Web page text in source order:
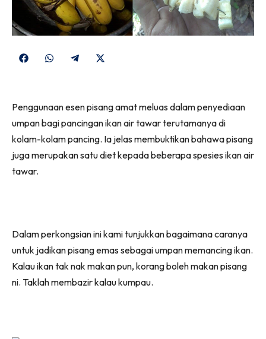
Share
Share
Share
(Twitter)
Penggunaan esen pisang amat meluas dalam penyediaan
umpan bagi pancingan ikan air tawar terutamanya di
kolam-kolam pancing. Ia jelas membuktikan bahawa pisang
juga merupakan satu diet kepada beberapa spesies ikan air
tawar.
Dalam perkongsian ini kami tunjukkan bagaimana caranya
untuk jadikan pisang emas sebagai umpan memancing ikan.
Kalau ikan tak nak makan pun, korang boleh makan pisang
ni. Taklah membazir kalau kumpau.